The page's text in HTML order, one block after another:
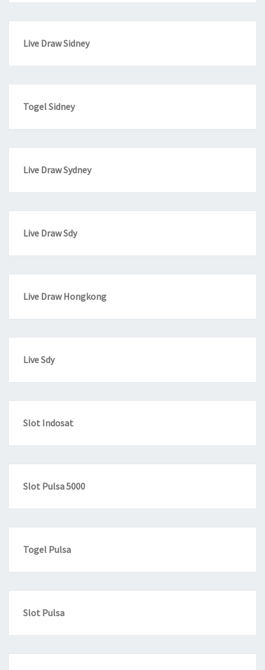
Live Draw Sidney
Togel Sidney
Live Draw Sydney
Live Draw Sdy
Live Draw Hongkong
Live Sdy
Slot Indosat
Slot Pulsa 5000
Togel Pulsa
Slot Pulsa